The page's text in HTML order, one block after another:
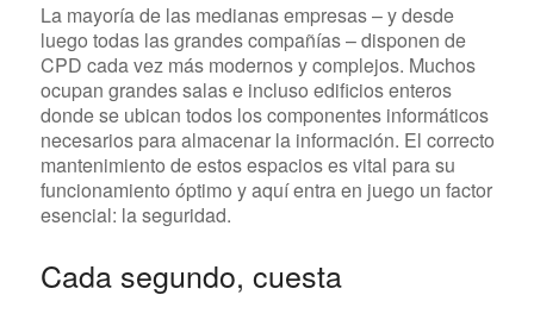
La mayoría de las medianas empresas – y desde
luego todas las grandes compañías – disponen de
CPD cada vez más modernos y complejos. Muchos
ocupan grandes salas e incluso edificios enteros
donde se ubican todos los componentes informáticos
necesarios para almacenar la información. El correcto
mantenimiento de estos espacios es vital para su
funcionamiento óptimo y aquí entra en juego un factor
esencial: la seguridad.
Cada segundo, cuesta